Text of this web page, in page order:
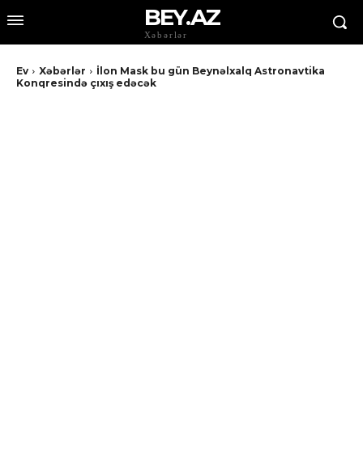
BEY.AZ
Xəbərlər
Ev Xəbərlər
İlon Mask bu gün Beynəlxalq Astronavtika
Konqresində çıxış edəcək